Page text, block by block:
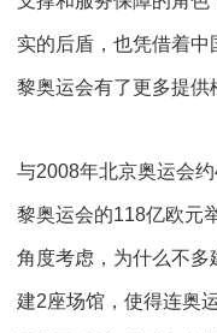
实的后盾，也凭借着
黎奥运会有了更多提供
与2008年北京奥运会约
黎奥运会的118亿欧元
角度考虑，为什么不
建2座场馆，使得连奥